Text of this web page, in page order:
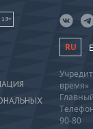
18+
RU
время»
90-80